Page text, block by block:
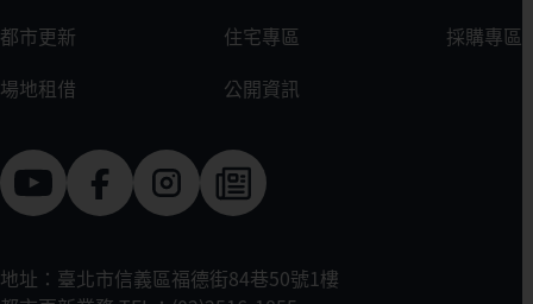
都市更新
住宅專區
採購專區
場地租借
公開資訊
地址：臺北市信義區福德街84巷50號1樓